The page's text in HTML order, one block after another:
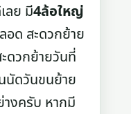
ลย มี4ล้อใหญ่
อด สะดวกย้าย
ดวกย้ายวันที่
นัดวันขนย้าย
างครับ หากมี